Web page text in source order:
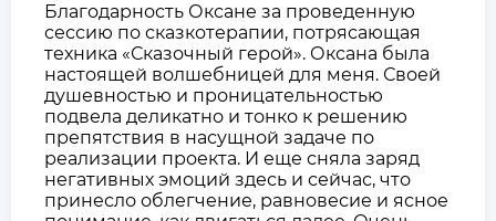
Благодарность Оксане за проведенную
сессию по сказкотерапии, потрясающая
техника «Сказочный герой». Оксана была
настоящей волшебницей для меня. Своей
душевностью и проницательностью
подвела деликатно и тонко к решению
препятствия в насущной задаче по
реализации проекта. И еще сняла заряд
негативных эмоций здесь и сейчас, что
принесло облегчение, равновесие и ясное